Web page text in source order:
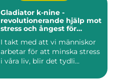
Gladiator k-nine -
revolutionerande hjälp mot
stress och ångest för
I takt med att vi människor
arbetar för att minska stress
i våra liv, blir det tydli...